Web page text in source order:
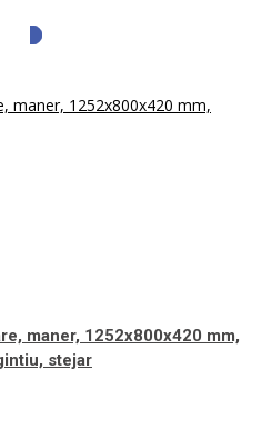
maner, 1252x800x420 mm,
stejar